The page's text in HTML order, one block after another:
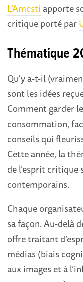
L’Amcstiapporte
critique porté par
Thématique
Qu'y a-t-il
sont les idées
Comment garder
consommation,
conseils qui
Cette année, la
de l’esprit critique
contemporains.
Chaque
sa façon. Au-delà
offre traitant
médias (biais
aux images et à